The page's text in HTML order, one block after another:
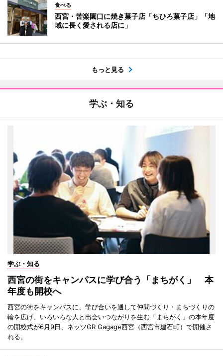
食べる
西宮・苦楽園口に焼き菓子店「ちひろ菓子店」「地
域に長く愛される店に」
もっと見る
学ぶ・知る
学ぶ・知る
西宮の街をキャンパスに学び合う「まちがく」 本
年度も開校へ
西宮の街をキャンパスに、学び合いを通して仲間づくり・まちづくりの
輪を広げ、いろいろな人と出会いつながりを生む「まちがく」の本年度
の開校式が6月9日、ネッツGR Gagage西宮（西宮市建石町）で開催さ
れる。